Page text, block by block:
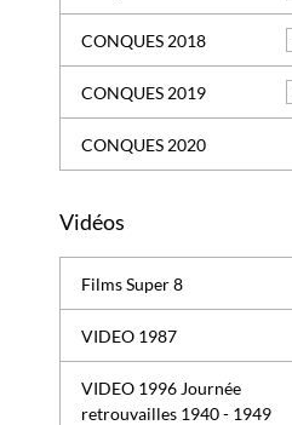
CONQUES 2018
CONQUES 2019
CONQUES 2020
Vidéos
Films Super 8
VIDEO 1987
VIDEO 1996 Journée
retrouvailles 1940 - 1949